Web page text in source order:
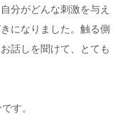
分がどんな刺激を与え
になりました。触る側
話しを聞けて、とても
す。